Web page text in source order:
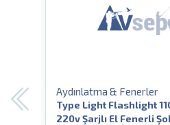
Aydınlatma & Fenerler
Type Light Flashlight
220v Şarjlı El Fenerli